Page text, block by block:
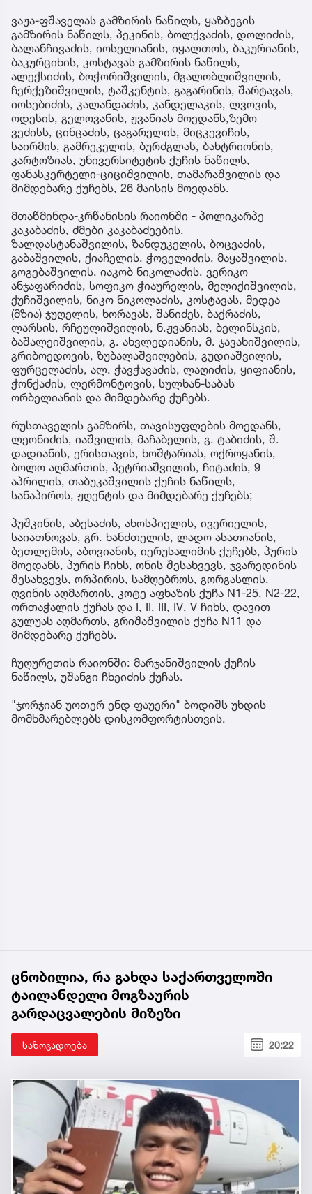
ვაჟა-ფშაველას გამზირის ნაწილს, ყაზბეგის
გამზირის ნაწილს, პეკინის, ბოლქვაძის, დოლიძის,
ბალანჩივაძის, იოსელიანის, იყალთოს, ბაკურიანის,
ბაკურციხის, კოსტავას გამზირის ნაწილს,
ალექსიძის, ბოჭორიშვილის, მგალობლიშვილის,
ჩერქეზიშვილის, ტაშკენტის, გაგარინის, შარტავას,
იოსებიძის, კალანდაძის, კანდელაკის, ლვოვის,
ოდესის, გელოვანის, ჟვანიას მოედანს,ზემო
ვეძისს, ცინცაძის, ცაგარელის, მიცკევიჩის,
საირმის, გამრეკელის, ბურძგლას, ბახტრიონის,
კარტოზიას, უნივერსიტეტის ქუჩის ნაწილს,
ფანასკერტელი-ციციშვილის, თამარაშვილის და
მიმდებარე ქუჩებს, 26 მაისის მოედანს.
მთაწმინდა-კრწანისის რაიონში - პოლიკარპე
კაკაბაძის, ძმები კაკაბაძეების,
ზალდასტანაშვილის, ზანდუკელის, ბოცვაძის,
გაბაშვილის, ქიაჩელის, ჭოველიძის, მაყაშვილის,
გოგებაშვილის, იაკობ ნიკოლაძის, ვერიკო
ანჯაფარიძის, სოფიკო ჭიაურელის, მელიქიშვილის,
ქუჩიშვილის, ნიკო ნიკოლაძის, კოსტავას, მედეა
(მზია) ჯუღელის, ხორავას, შანიძეს, ბაქრაძის,
ლარსის, რჩეულიშვილის, ნ.ჟვანიას, ბელინსკის,
ბაშალეიშვილის, გ. ახვლედიანის, მ. ჯავახიშვილის,
გრიბოედოვის, ზუბალაშვილების, გუდიაშვილის,
ფურცელაძის, ალ. ჭავჭავაძის, ლაღიძის, ყიფიანის,
ჭონქაძის, ლერმონტოვის, სულხან-საბას
ორბელიანის და მიმდებარე ქუჩებს.
რუსთაველის გამზირს, თავისუფლების მოედანს,
ლეონიძის, იაშვილის, მაჩაბელის, გ. ტაბიძის, შ.
დადიანის, ერისთავის, ხოშტარიას, ოქროყანის,
ბოლო აღმართის, პეტრიაშვილის, ჩიტაძის, 9
აპრილის, თაბუკაშვილის ქუჩის ნაწილს,
სანაპიროს, ჟღენტის და მიმდებარე ქუჩებს;
პუშკინის, აბესაძის, ახოსპიელის, ივერიელის,
საიათნოვას, გრ. ხანძთელის, ლადო ასათიანის,
ბეთლემის, აბოვიანის, იერუსალიმის ქუჩებს, პურის
მოედანს, პურის ჩიხს, ონის შესახვევს, ჯვარედინის
შესახვევს, ორპირის, სამღებროს, გორგასლის,
ღვინის აღმართის, კოტე აფხაზის ქუჩა N1-25, N2-22,
ორთაჭალის ქუჩას და I, II, III, IV, V ჩიხს, დავით
გულუას აღმართს, გრიშაშვილის ქუჩა N11 და
მიმდებარე ქუჩებს.
ჩუღურეთის რაიონში: მარჯანიშვილის ქუჩის
ნაწილს, უშანგი ჩხეიძის ქუჩას.
"ჯორჯიან უოთერ ენდ ფაუერი" ბოდიშს უხდის
მომხმარებლებს დისკომფორტისთვის.
ცნობილია, რა გახდა საქართველოში
ტაილანდელი მოგზაურის
გარდაცვალების მიზეზი
საზოგადოება 20:22